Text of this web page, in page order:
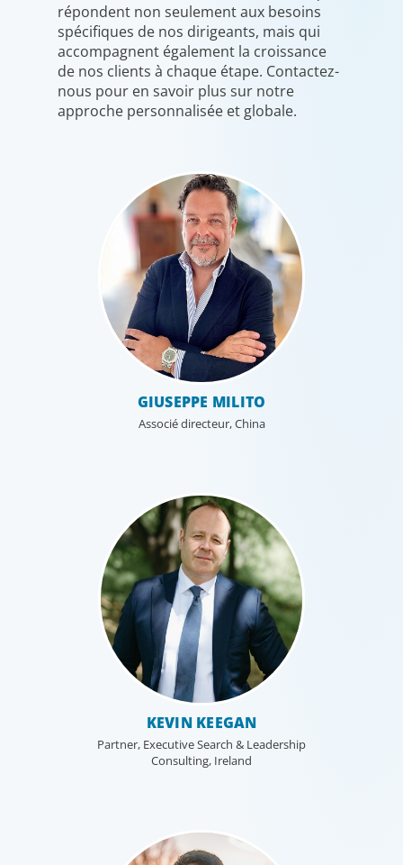
répondent non seulement aux besoins
spécifiques de nos dirigeants, mais qui
accompagnent également la croissance
de nos clients à chaque étape. Contactez-
nous pour en savoir plus sur notre
approche personnalisée et globale.
GIUSEPPE MILITO
Associé directeur, China
KEVIN KEEGAN
Partner, Executive Search & Leadership
Consulting, Ireland